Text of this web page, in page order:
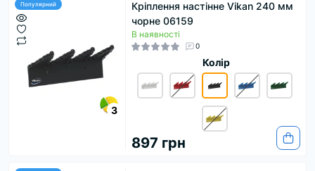
Популярний
3
Кріплення настінне Vikan 240 мм
чорне 06159
В наявності
0
Колір
897 грн